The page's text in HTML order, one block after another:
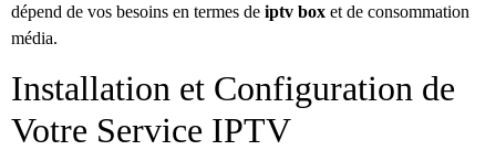
dépend de vos besoins en termes de iptv box et de consommation
média.
Installation et Configuration de
Votre Service IPTV